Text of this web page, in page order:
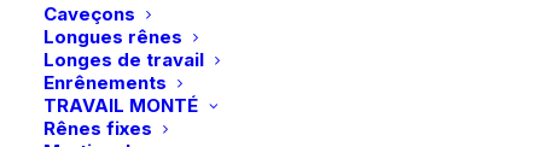
Caveçons
Longues rênes
Longes de travail
Enrênements
TRAVAIL MONTÉ
Rênes fixes
Miss
Shield
2.0
Chrome
Black
Livraison gratuite à partir de 99 euros
Échange gratuit pendant 14 jours
Retrait gratuit en magasin
Paiement rapide et sécurisé